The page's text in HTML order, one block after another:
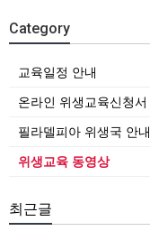
Category
교육일정 안내
온라인 위생교육신청서
필라델피아 위생국 안내
위생교육 동영상
최근글